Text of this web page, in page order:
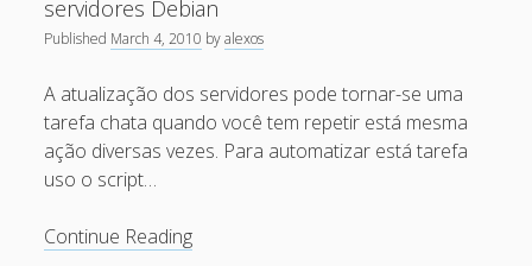
December 2014
September 2014
January 2014
November 2013
October 2013
Salvador
servidores Debian
Published March 4, 2010 byalexos
A atualização dos servidores pode tornar-se uma
tarefa chata quando você tem repetir está mesma
ação diversas vezes. Para automatizar está tarefa
uso o script…
Continue ReadingCron-